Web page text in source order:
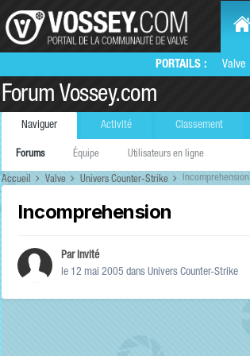
PORTAILS : Valve
Forum Vossey.com
Naviguer
Forums Équipe Utilisateurs en ligne
Activité Classement
Accueil Valve Univers Counter-Strike Incomprehension
Incomprehension
Par Invité
le 12 mai 2005 dans Univers Counter-Strike